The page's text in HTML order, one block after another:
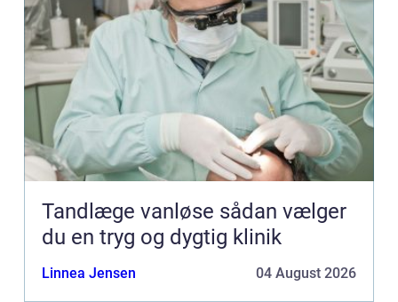
Tandlæge vanløse sådan vælger
du en tryg og dygtig klinik
Linnea Jensen 04 August 2026